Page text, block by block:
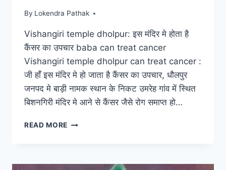
By Lokendra Pathak
Vishangiri temple dholpur: इस मंदिर मे होता है
कैंसर का उपचार baba can treat cancer
Vishangiri temple dholpur can treat cancer :
जी हाँ इस मंदिर मे हो जाता है कैंसर का उपचार, धौलपुर
जनपद मे बाड़ी नामक स्थान के निकट उमरेह गांव में स्थित
बिशनगिरी मंदिर मे आने से कैंसर जैसे रोग समाप्त हो…
READ MORE VISHANGIRI
मंदिर